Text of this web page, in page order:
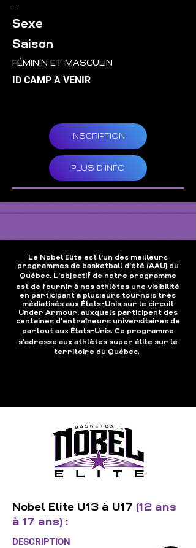
-
Sexe
Saison
FÉMININ ET MASCULIN
ID CAMP A VENIR
INSCRIPTION
PLUS D'INFO
Le Nobel Elite est l'un des meilleurs
programmes de basketball d'été (AAU) du
Québec.L'objectif de notre programme
est de fournir à nos athlètes une visibilité
en participant à plusieurs tournois très
médiatisés aux États-Unis sur le circuit
Under Armour, auxquels participent des
centaines d'entraîneurs universitaires de
partout aux États-Unis.Ce programme
s’adresse aux athlètes super élite sur le
territoire du Québec.
Nobel Elite U13 à U17 (12 ans
à 17 ans) :
DESCRIPTION